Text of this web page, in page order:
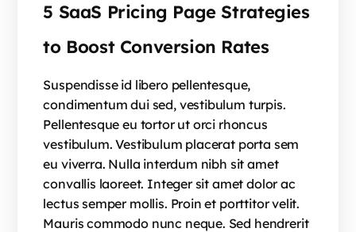
5 SaaS Pricing Page Strategies
to Boost Conversion Rates
Suspendisse id libero pellentesque,
condimentum dui sed, vestibulum turpis.
Pellentesque eu tortor ut orci rhoncus
vestibulum. Vestibulum placerat porta sem
eu viverra. Nulla interdum nibh sit amet
convallis laoreet. Integer sit amet dolor ac
lectus semper mollis. Proin et porttitor velit.
Mauris commodo nunc neque. Sed hendrerit